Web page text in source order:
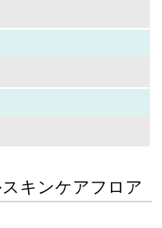
キンケアフロア